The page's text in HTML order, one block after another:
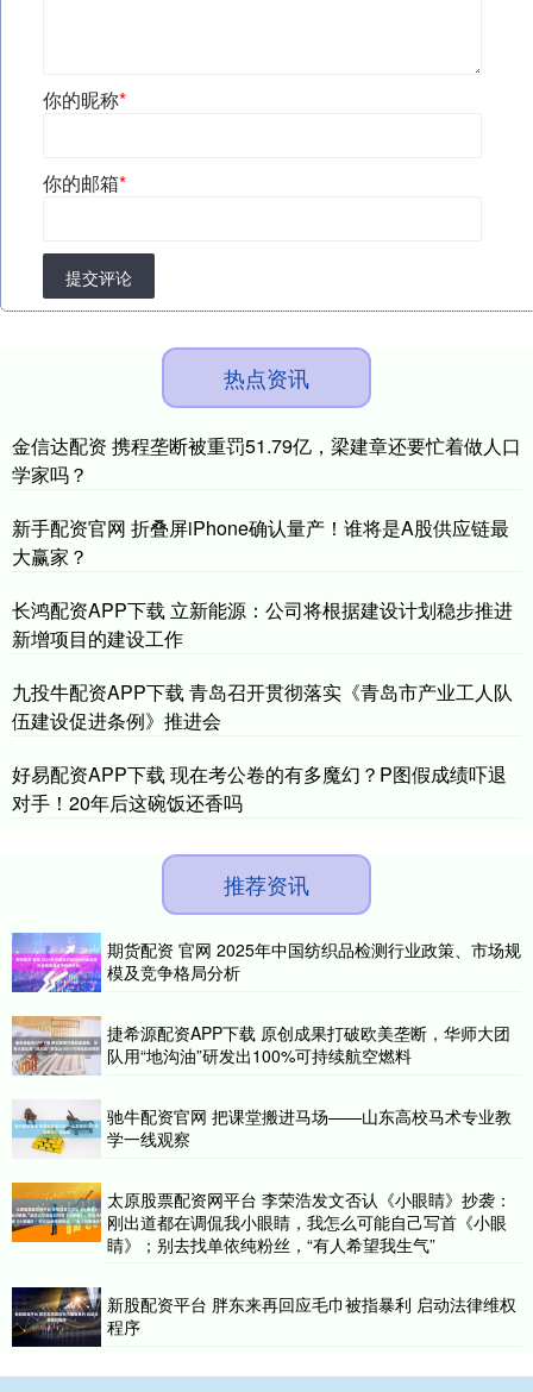
你的昵称*
你的邮箱*
提交评论
热点资讯
金信达配资 携程垄断被重罚51.79亿，梁建章还要忙着做人口
学家吗？
新手配资官网 折叠屏iPhone确认量产！谁将是A股供应链最
大赢家？
长鸿配资APP下载 立新能源：公司将根据建设计划稳步推进
新增项目的建设工作
九投牛配资APP下载 青岛召开贯彻落实《青岛市产业工人队
伍建设促进条例》推进会
好易配资APP下载 现在考公卷的有多魔幻？P图假成绩吓退
对手！20年后这碗饭还香吗
推荐资讯
期货配资 官网 2025年中国纺织品检测行业政策、市场规
模及竞争格局分析
捷希源配资APP下载 原创成果打破欧美垄断，华师大团
队用“地沟油”研发出100%可持续航空燃料
驰牛配资官网 把课堂搬进马场——山东高校马术专业教
学一线观察
太原股票配资网平台 李荣浩发文否认《小眼睛》抄袭：
刚出道都在调侃我小眼睛，我怎么可能自己写首《小眼
睛》；别去找单依纯粉丝，“有人希望我生气”
新股配资平台 胖东来再回应毛巾被指暴利 启动法律维权
程序